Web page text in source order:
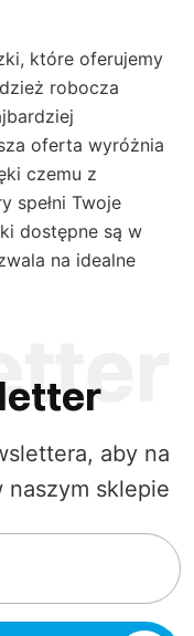
które oferujemy
robocza
oferta wyróżnia
czemu z
spełni Twoje
dostępne są w
na idealne
bardziej wyraziste
umożliwia
w środowisku
aby na
sklepie